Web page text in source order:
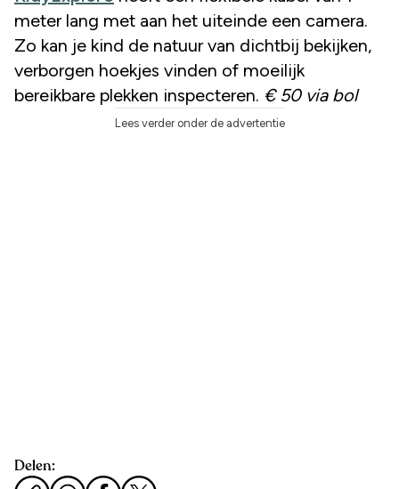
meter lang met aan het uiteinde een camera.
Zo kan je kind de natuur van dichtbij bekijken,
verborgen hoekjes vinden of moeilijk
bereikbare plekken inspecteren. € 50 via bol
Lees verder onder de advertentie
Delen: